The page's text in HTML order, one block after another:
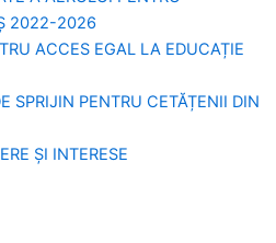
2022-2026
ACCES EGAL LA EDUCAȚIE
SPRIJIN PENTRU CETĂȚENII DIN
ȘI INTERESE